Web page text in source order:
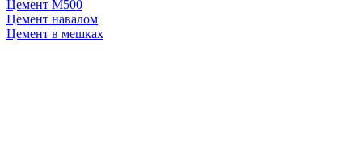
Цемент М500
Цемент навалом
Цемент в мешках